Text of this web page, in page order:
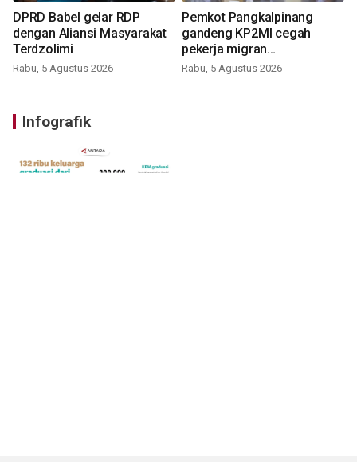
DPRD Babel gelar RDP
dengan Aliansi Masyarakat
Terdzolimi
Rabu, 5 Agustus 2026
Pemkot Pangkalpinang
gandeng KP2MI cegah
pekerja migran
nonprosedural
Rabu, 5 Agustus 2026
Infografik